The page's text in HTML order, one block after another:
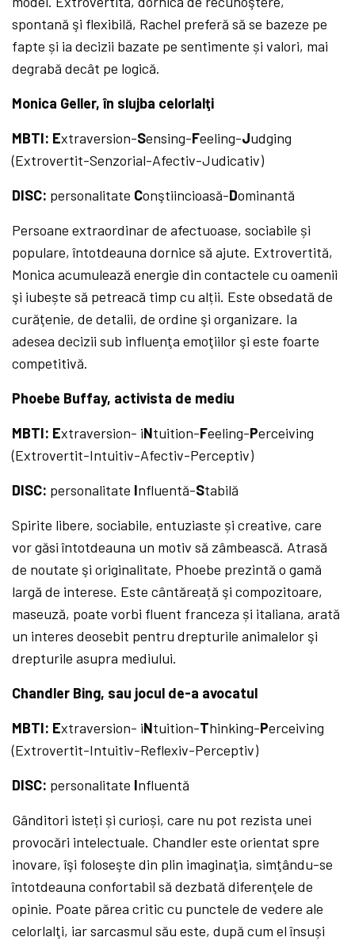
spontană şi flexibilă, Rachel preferă să se bazeze pe
fapte și ia decizii bazate pe sentimente și valori, mai
degrabă decât pe logică.
Monica Geller, în slujba celorlalţi
MBTI: Extraversion-Sensing-Feeling-Judging
(Extrovertit-Senzorial-Afectiv-Judicativ)
DISC: personalitate Conştiincioasă-Dominantă
Persoane extraordinar de afectuoase, sociabile și
populare, întotdeauna dornice să ajute. Extrovertită,
Monica acumulează energie din contactele cu oamenii
şi iubește să petreacă timp cu alții. Este obsedată de
curăţenie, de detalii, de ordine şi organizare. Ia
adesea decizii sub influenţa emoţiilor şi este foarte
competitivă.
Phoebe Buffay, activista de mediu
MBTI: Extraversion- iNtuition-Feeling-Perceiving
(Extrovertit-Intuitiv-Afectiv-Perceptiv)
DISC: personalitate Influentă-Stabilă
Spirite libere, sociabile, entuziaste și creative, care
vor găsi întotdeauna un motiv să zâmbească. Atrasă
de noutate şi originalitate, Phoebe prezintă o gamă
largă de interese. Este cântăreață şi compozitoare,
maseuză, poate vorbi fluent franceza și italiana, arată
un interes deosebit pentru drepturile animalelor şi
drepturile asupra mediului.
Chandler Bing, sau jocul de-a avocatul
MBTI: Extraversion- iNtuition-Thinking-Perceiving
(Extrovertit-Intuitiv-Reflexiv-Perceptiv)
DISC: personalitate Influentă
Gânditori isteți și curioși, care nu pot rezista unei
provocări intelectuale. Chandler este orientat spre
inovare, îşi foloseşte din plin imaginaţia, simţându-se
întotdeauna confortabil să dezbată diferenţele de
opinie. Poate părea critic cu punctele de vedere ale
celorlalţi, iar sarcasmul său este, după cum el însuși